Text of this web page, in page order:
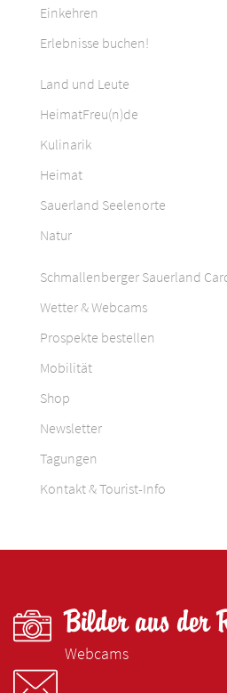
Einkehren
Erlebnisse buchen!
Land und Leute
HeimatFreu(n)de
Kulinarik
Heimat
Sauerland Seelenorte
Natur
Schmallenberger Sauerland
Wetter & Webcams
Prospekte bestellen
Mobilität
Shop
Newsletter
Tagungen
Kontakt & Tourist-Info
Bilder aus der
Webcams